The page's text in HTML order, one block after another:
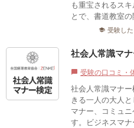
も重宝されるス
とで、書道教室の
school 受験した
社会人常識マ
chat_bubble 受験の口コミ・
社会人常識マナ
きる一人の大人
マナー、コミュ
す。ビジネスマ